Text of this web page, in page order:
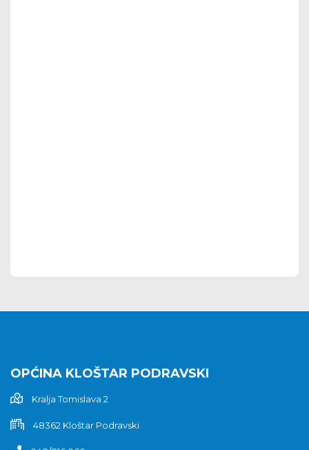
OPĆINA KLOŠTAR PODRAVSKI
Kralja Tomislava 2
48362 Kloštar Podravski